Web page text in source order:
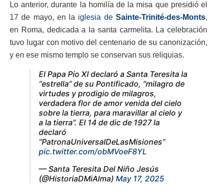
Lo anterior, durante la homilía de la misa que presidió el
17 de mayo, en la iglesia deSainte-Trinité-des-Monts,
en Roma, dedicada a la santa carmelita. La celebración
tuvo lugar con motivo del centenario de su canonización,
y en ese mismo templo se conservan sus reliquias.
El Papa Pío XI declaró a Santa Teresita la
“estrella” de su Pontificado, “milagro de
virtudes y prodigio de milagros,
verdadera flor de amor venida del cielo
sobre la tierra, para maravillar al cielo y
a la tierra”. El 14 de dic de 1927 la
declaró
“PatronaUniversalDeLasMisiones”
pic.twitter.com/obMVoeF8YL
— Santa Teresita Del Niño Jesús
(@HistoriaDMiAlma) May 17, 2025